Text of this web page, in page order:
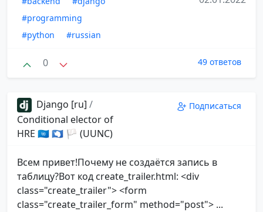
#programming
#python
#russian
0 49 ответов
Django [ru] /
Conditional elector of
HRE 🇺🇳 🇦🇶 🏳 (UUNC)
Подписаться
Всем привет!Почему не создаётся запись в
таблицу?Вот код create_trailer.html: <div
class="create_trailer"> <form
class="create_trailer_form" method="post"> ...